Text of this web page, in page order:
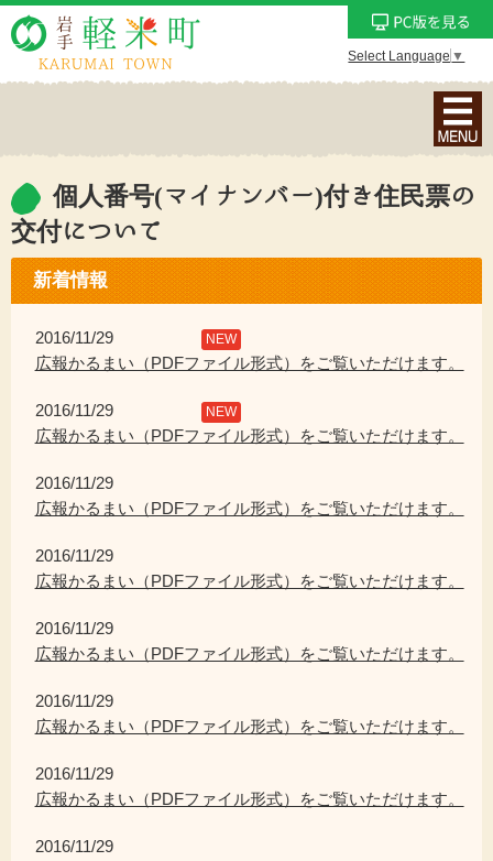
Select Language ▼
ナ
ビ
ー
シ
ン
メ
表
個人番号(マイナンバー)付き住民票の
交付について
新着情報
2016/11/29 NEW
広報かるまい（PDFファイル形式）をご覧いただけます。
2016/11/29 NEW
広報かるまい（PDFファイル形式）をご覧いただけます。
2016/11/29
広報かるまい（PDFファイル形式）をご覧いただけます。
2016/11/29
広報かるまい（PDFファイル形式）をご覧いただけます。
2016/11/29
広報かるまい（PDFファイル形式）をご覧いただけます。
2016/11/29
広報かるまい（PDFファイル形式）をご覧いただけます。
2016/11/29
広報かるまい（PDFファイル形式）をご覧いただけます。
2016/11/29